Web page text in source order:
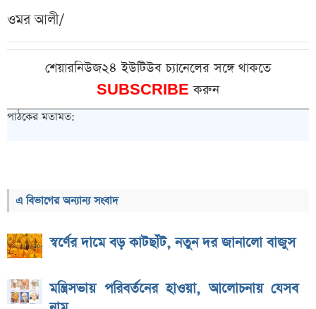
ওমর আলী/
শেয়ারনিউজ২৪ ইউটিউব চ্যানেলের সঙ্গে থাকতে
SUBSCRIBEকরুন
পাঠকের মতামত:
এ বিভাগের অন্যান্য সংবাদ
স্বর্ণের দামে বড় কাটছাঁট, নতুন দর জানালো বাজুস
মন্ত্রিসভায় পরিবর্তনের হাওয়া, আলোচনায় যেসব